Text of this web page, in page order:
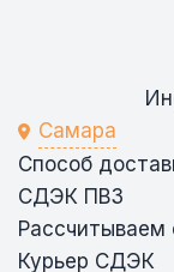
Самара
Способ
СДЭК ПВЗ
Рассчитываем
Курьер СДЭК